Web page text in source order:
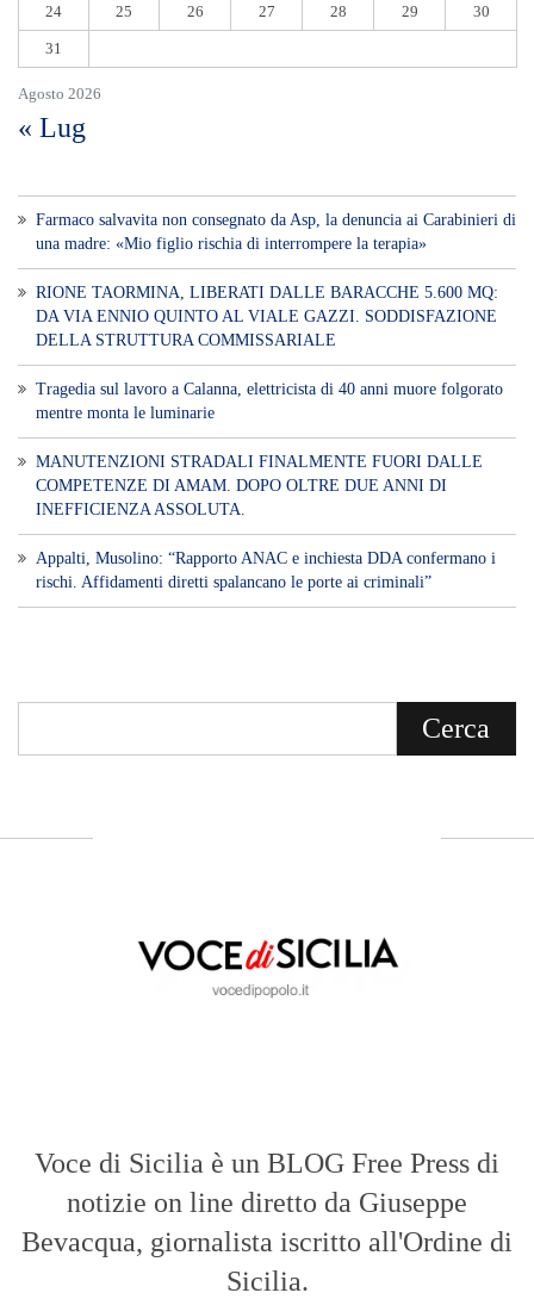
Agosto 2026
24 25 26 27 28 29 30
31
« Lug
Farmaco salvavita non consegnato da Asp, la denuncia ai Carabinieri di
una madre: «Mio figlio rischia di interrompere la terapia»
RIONE TAORMINA, LIBERATI DALLE BARACCHE 5.600 MQ:
DA VIA ENNIO QUINTO AL VIALE GAZZI. SODDISFAZIONE
DELLA STRUTTURA COMMISSARIALE
Tragedia sul lavoro a Calanna, elettricista di 40 anni muore folgorato
mentre monta le luminarie
MANUTENZIONI STRADALI FINALMENTE FUORI DALLE
COMPETENZE DI AMAM. DOPO OLTRE DUE ANNI DI
INEFFICIENZA ASSOLUTA.
​Appalti, Musolino: “Rapporto ANAC e inchiesta DDA confermano i
rischi. Affidamenti diretti spalancano le porte ai criminali”
Voce di Sicilia è un BLOG Free Press di
notizie on line diretto da Giuseppe
Bevacqua, giornalista iscritto all'Ordine di
Sicilia.